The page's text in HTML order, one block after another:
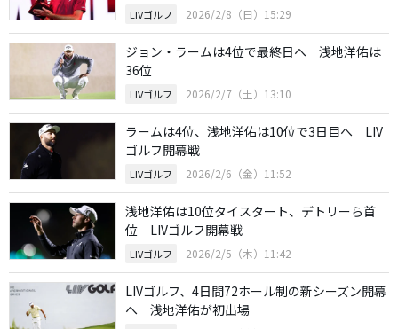
LIVゴルフ 2026/2/8（日）15:29
ジョン・ラームは4位で最終日へ 浅地洋佑は
36位
LIVゴルフ 2026/2/7（土）13:10
ラームは4位、浅地洋佑は10位で3日目へ LIV
ゴルフ開幕戦
LIVゴルフ 2026/2/6（金）11:52
浅地洋佑は10位タイスタート、デトリーら首
位 LIVゴルフ開幕戦
LIVゴルフ 2026/2/5（木）11:42
LIVゴルフ、4日間72ホール制の新シーズン開幕
へ 浅地洋佑が初出場